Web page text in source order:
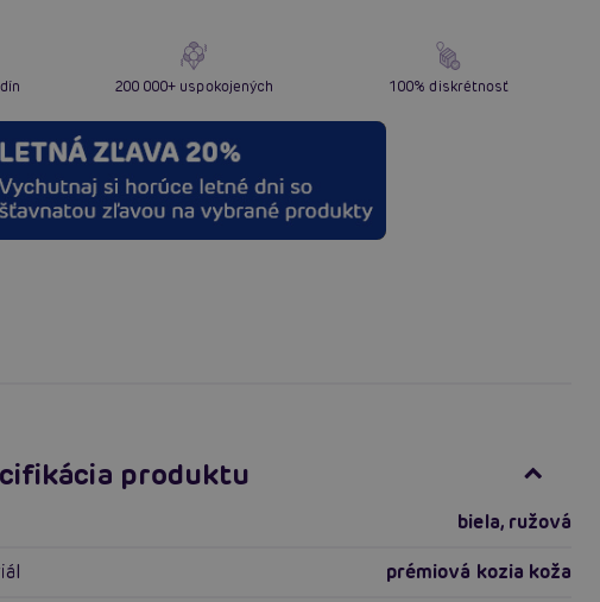
200 000+ uspokojených 100% diskrétnosť
produktu
biela, ružová
prémiová kozia koža